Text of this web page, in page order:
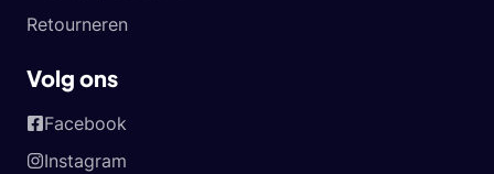
Retourneren
Volg ons
Facebook
Instagram